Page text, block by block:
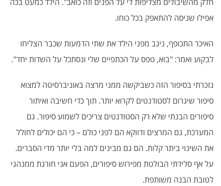
אפילו שניסה להתאפק בכל כוחו.
האיכר התכופף, ניגב מפני הילד את שתי הדמעות שכבר הצליחו
לבקוע ואמר: "בוא, טפס על הכתפיים שלי ונסתכל על השדות יחד".
נזכרתי בסיפור הזה כשביקשה ממני מרצה באוניברסיטה למצוא
סיפור שיגרום לסטודנטים לקרוא יותר. תוך כדי חשיבה ואיתור
סיפורים הבנתי שלא רק הסטודנטים צריכים לשמוע סיפור. גם
המערכת, גם המרצים ודווקא הם לפני כולם – כי הם יכולים לחולל
את השינוי ביתר קלות. הם גם מבינים למה בלי יותר מדי הסברים.
על אף סלידתי הבולטת מפירוש סיפורים, הפעם אני חורגת ממנהגי
לטובת הבנה משותפת.